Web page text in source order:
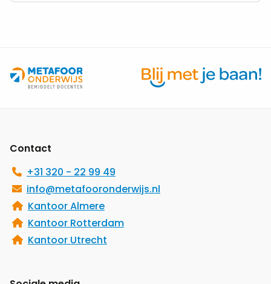
Contact
+31 320 - 22 99 49
info@metafooronderwijs.nl
Kantoor Almere
Kantoor Rotterdam
Kantoor Utrecht